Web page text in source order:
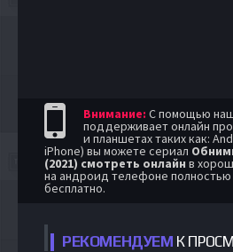
Внимание: С помощью
поддерживает онлайн
и планшетах таких как:
iPhone) вы можете сериал
(2021) смотреть онлайн в
на андроид телефоне
бесплатно.
РЕКОМЕНДУЕМ К